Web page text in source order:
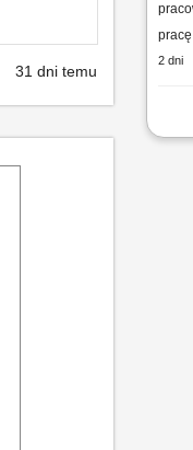
31 dni temu
pracę
2 dni
Opis